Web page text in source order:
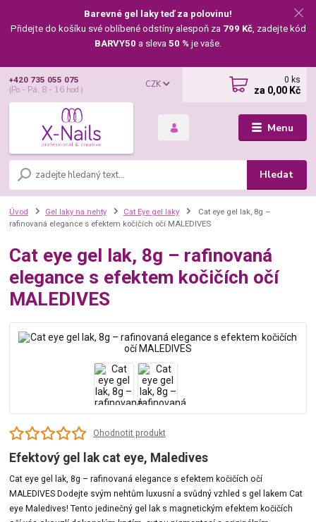
Barevné gel laky teď za polovinu!
Přidejte do košíku své oblíbené odstíny alespoň za 799 Kč, zadejte kód
BARVY50 a sleva 50 % je vaše.
Menu
CZK
Hledat
+420 735 055 075
(Po - Pá, 8 - 16 hod.)
0 ks
za 0,00 Kč
Úvod Gel laky na nehty Cat Eye gel laky
Cat eye gel lak, 8g –
rafinovaná elegance s efektem kočičích očí MALEDIVES
Cat eye gel lak, 8g – rafinovaná
elegance s efektem kočičích očí
MALEDIVES
Ohodnotit produkt
Efektový gel lak cat eye, Maledives
Cat eye gel lak, 8g – rafinovaná elegance s efektem kočičích očí
MALEDIVES Dodejte svým nehtům luxusní a svůdný vzhled s gel lakem Cat
eye Maledives! Tento jedinečný gel lak s magnetickým efektem kočičích